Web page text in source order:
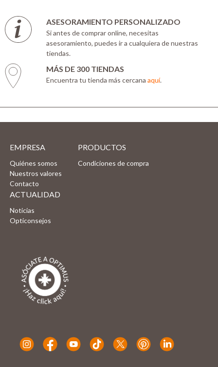
ASESORAMIENTO PERSONALIZADO
Si antes de comprar online, necesitas
asesoramiento, puedes ir a cualquiera de nuestras
tiendas.
MÁS DE 300 TIENDAS
Encuentra tu tienda más cercana aquí.
EMPRESA
Quiénes somos
Nuestros valores
Contacto
PRODUCTOS
Condiciones de compra
ACTUALIDAD
Noticias
Opticonsejos